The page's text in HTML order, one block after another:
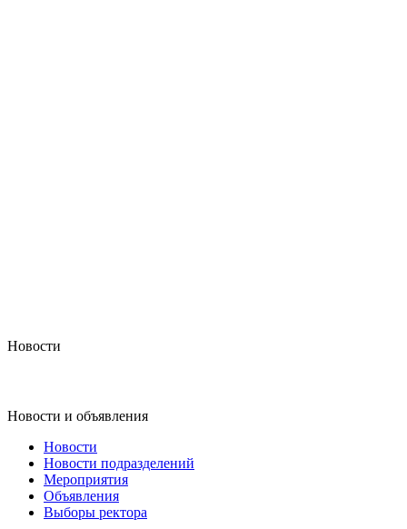
Новости
Новости и объявления
Новости
Новости подразделений
Мероприятия
Объявления
Выборы ректора